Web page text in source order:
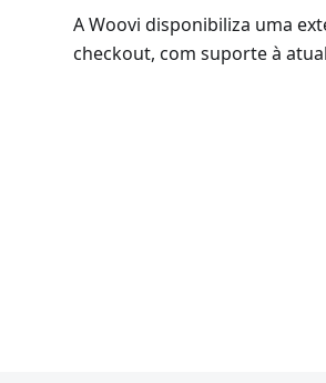
A Woovi disponibiliza uma
checkout, com suporte à